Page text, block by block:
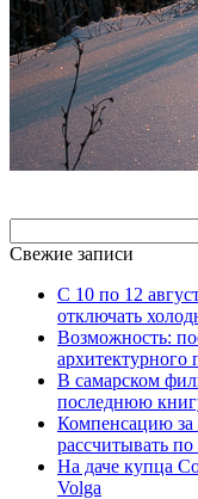
Свежие записи
С 10 по 12
отключать
Возможность:
архитектурного
В самарском
последнюю
Компенсацию
рассчитывать
На даче купца
Volga